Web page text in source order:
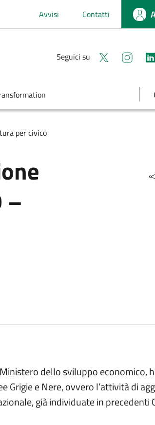
Avvisi Contatti
Seguici su Seguici su X
per civico
–
dello sviluppo economico,
Grigie e Nere, ovvero l’attività di
già individuate in precedenti